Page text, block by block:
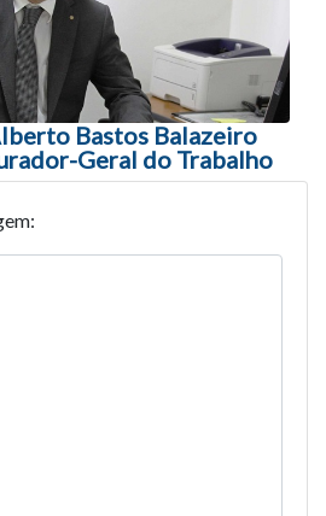
Bastos Balazeiro
Geral do Trabalho